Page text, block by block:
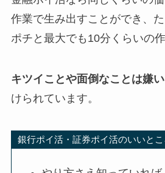
作業で生み出すことができ、
ポチと最大でも10分くらいの作
キツイことや面倒なことは嫌い
けられています。
銀行ポイ活・証券ポイ活のいいとこ